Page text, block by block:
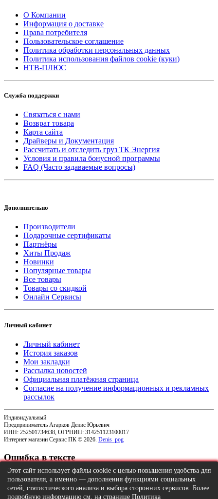
О Компании
Информация о доставке
Права потребителя
Пользовательское соглашение
Политика обработки персональных данных
Политика использования файлов cookie (куки)
НТВ-ПЛЮС
Служба поддержки
Связаться с нами
Возврат товара
Карта сайта
Драйверы и Документация
Рассчитать и отследить груз ТК Энергия
Условия и правила бонусной программы
FAQ (Часто задаваемые вопросы)
Дополнительно
Производители
Подарочные сертификаты
Партнёры
Хиты Продаж
Новинки
Популярные товары
Все товары
Товары со скидкой
Онлайн Сервисы
Личный кабинет
Личный кабинет
История заказов
Мои закладки
Рассылка новостей
Официальная платёжная страница
Согласие на получение информационных и рекламных
рассылок
Индивидуальный
Предприниматель Агарков Денис Юрьевич
ИНН: 252501734638, ОГРНИП: 314251123100017
Интернет магазин Сервис ПК © 2026. Denis_pog
Ошибка в тексте
Этот сайт использует файлы cookie с целью повышения удобства для
пользователя, а именно — дополнения функциями социальных
сетей, статистического анализа и выбора сторонних сервисов. Более
подробную информацию см. на странице Политика